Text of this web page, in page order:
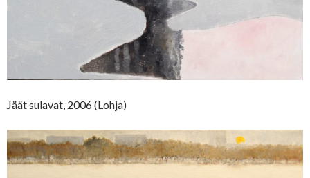
Jäät sulavat, 2006 (Lohja)